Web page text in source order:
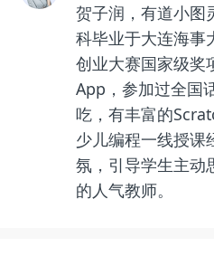
贺子润，有道小图
科毕业于大连海事
创业大赛国家级奖
App，参加过全国
吃，有丰富的
少儿编程一线授课
氛，引导学生主动
的人气教师。